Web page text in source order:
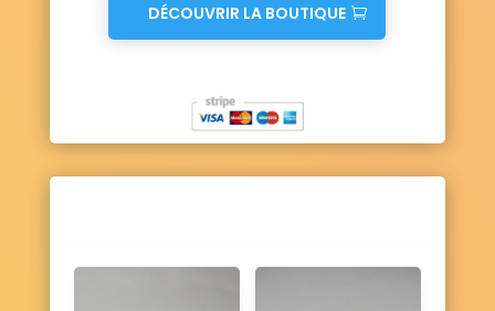
DÉCOUVRIR LA BOUTIQUE